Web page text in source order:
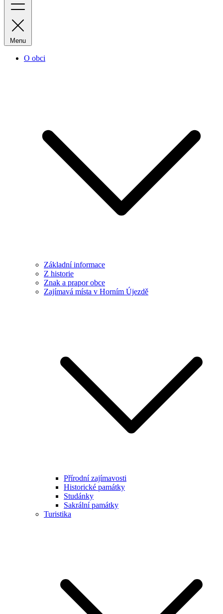
Menu
O obci
Základní informace
Z historie
Znak a prapor obce
Zajímavá místa v Horním Újezdě
Přírodní zajímavosti
Historické památky
Studánky
Sakrální památky
Turistika